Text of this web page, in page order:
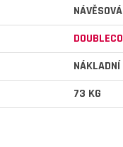
NÁVĚSOVÁ
NÁKLADNÍ
73 KG